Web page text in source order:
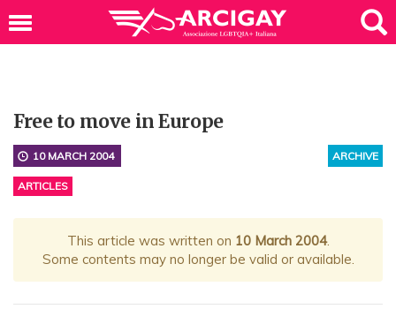
Free to move in Europe
ARCHIVE
10 MARCH 2004
ARTICLES
This article was written on 10 March 2004.
Some contents may no longer be valid or available.